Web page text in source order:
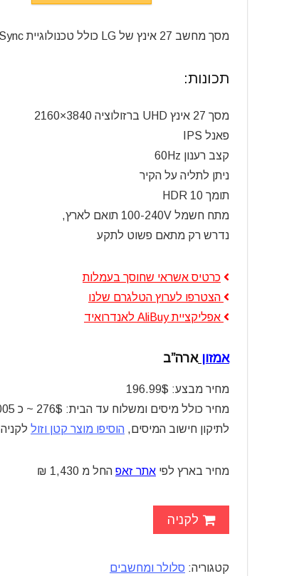
מסך מחשב 27 אינץ של LG כולל טכנולוגיית FreeSync של AMD במחיר מעולה כעת באמזון ארה”ב
תכונות:
מסך 27 אינץ UHD ברזולוציה 3840×2160
פאנל IPS
קצב רענון 60Hz
ניתן לתליה על הקיר
תומך HDR 10
מתח חשמל 100-240V תואם לארץ,
נדרש רק מתאם פשוט לתקע
כרטיס אשראי שחוסך בעמלות
הצטרפו לערוץ הטלגרם שלנו
אפליקציית AliBuy לאנדרואיד
אמזון ארה”ב
מחיר מבצע: 196.99$
מחיר כולל מיסים ומשלוח עד הבית: 276$ ~ כ 1,005 ₪ בלבד
לתיקון חישוב המיסים, הוסיפו מוצר קטן וזול לקניה
מחיר בארץ לפי אתר זאפ החל מ 1,430 ₪
לקניה
קטגוריה: סלולר ומחשבים